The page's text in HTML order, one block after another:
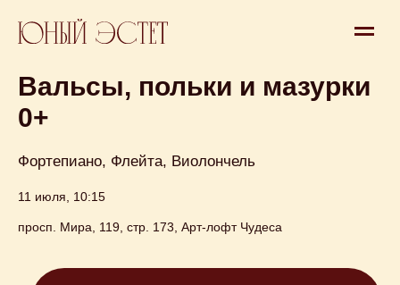
Концерт
Вальсы, польки и мазурки
0+
Фортепиано, Флейта, Виолончель
11 июля, 10:15
просп. Мира, 119, стр. 173, Арт-лофт Чудеса